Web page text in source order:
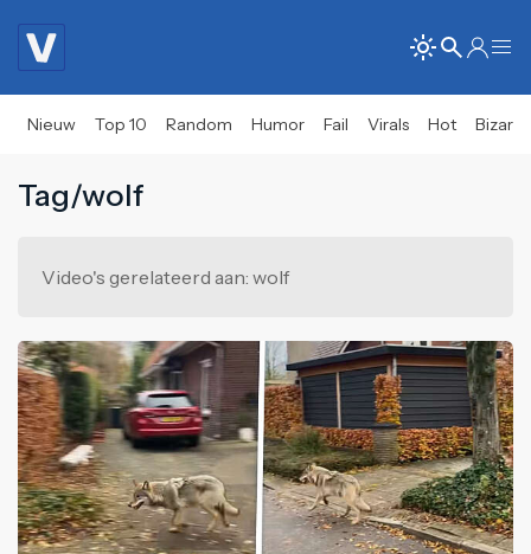
Nieuw Top 10 Random Humor Fail Virals Hot Bizar
Tag/wolf
Video's gerelateerd aan: wolf